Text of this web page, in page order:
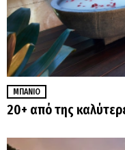
ΜΠΆΝΙΟ
20+ από της